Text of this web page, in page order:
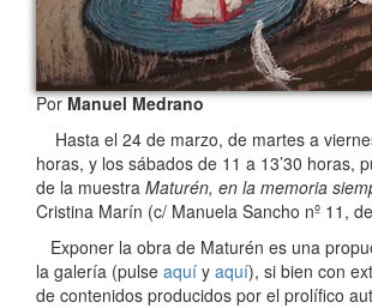
PorManuel Medrano
Hasta el 24 de marzo, de martes a
horas, y los sábados de 11 a 13’30 horas,
de la muestra Maturén, en la memoria
Cristina Marín (c/ Manuela Sancho nº 11,
Exponer la obra de Maturén es una
la galería (pulse aquí y aquí), si bien con
de contenidos producidos por el prolífico